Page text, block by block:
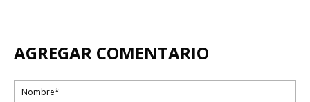
AGREGAR COMENTARIO